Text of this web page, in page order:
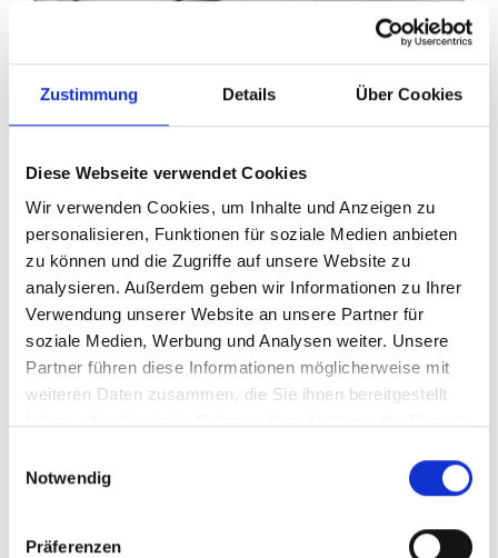
Zustimmung Details Über Cookies
Diese Webseite verwendet Cookies
Wir verwenden Cookies, um Inhalte und Anzeigen zu
personalisieren, Funktionen für soziale Medien anbieten
zu können und die Zugriffe auf unsere Website zu
analysieren. Außerdem geben wir Informationen zu Ihrer
Verwendung unserer Website an unsere Partner für
soziale Medien, Werbung und Analysen weiter. Unsere
Partner führen diese Informationen möglicherweise mit
weiteren Daten zusammen, die Sie ihnen bereitgestellt
Notwendig
Präferenzen
Ihr Partner für optimales
Sehen in Fritzlar
Als erster Ansprechpartner für das gute Sehen sind wir
als Augenoptiker in Fritzlar mehr als „nur“ diejenigen,
die sich um die jeweilige optisch, anatomisch und
ästhetisch perfekt auf Ihre individuellen Wünsche und
auch oft die Ersten, die eventuelle Auffälligkeiten am